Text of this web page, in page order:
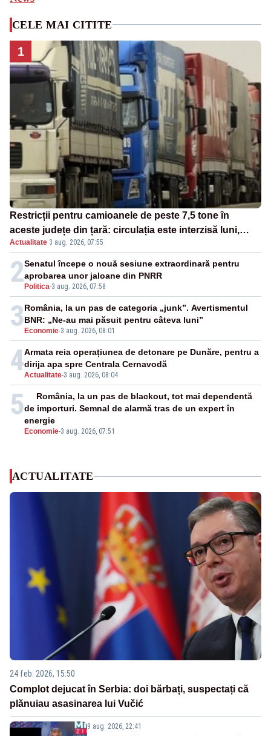
CELE MAI CITITE
1
Restricții pentru camioanele de peste 7,5 tone în
aceste județe din țară: circulația este interzisă luni,
între orele 12:00 și 20:00
Actualitate·3 aug. 2026, 07:55
2 Politica-3 aug. 2026, 07:58
Senatul începe o nouă sesiune extraordinară pentru
aprobarea unor jaloane din PNRR
3 Economie-3 aug. 2026, 08:01
România, la un pas de categoria „junk”. Avertismentul
BNR: „Ne-au mai păsuit pentru câteva luni”
4Actualitate-3 aug. 2026, 08:04
Armata reia operațiunea de detonare pe Dunăre, pentru a
dirija apa spre Centrala Cernavodă
5
Economie-3 aug. 2026, 07:51
România, la un pas de blackout, tot mai dependentă
de importuri. Semnal de alarmă tras de un expert în
energie
ACTUALITATE
24 feb. 2026, 15:50
Complot dejucat în Serbia: doi bărbați, suspectați că
plănuiau asasinarea lui Vučić
9 aug. 2026, 22:41